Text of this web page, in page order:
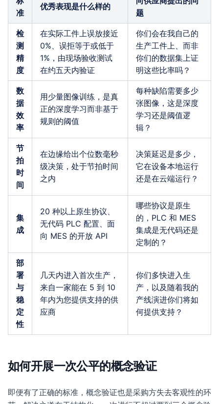
准
优秀表现是什么样的
题
检
测
精
度
在实际工件上误放接近
0%、误拒等于或低于
1%，由现场验收测试
在约五天内验证
你们会在我自己的
生产工件上、而非
你们的数据集上证
明这些比率吗？
数
据
效
率
用少量图像训练，是真
正的深度学习而非基于
规则的阈值
每种缺陷需要多少
张图像，这是深度
学习还是阈值逻
辑？
节
拍
时
间
在边缘给出个位数毫秒
级决策，处于节拍时间
之内
决策延迟是多少，
它在设备本地运行
还是在云端运行？
集
成
20 种以上原生协议、
无代码 PLC 配置、面
向 MES 的开放 API
哪些协议是原生
的，PLC 和 MES
集成是无代码还是
定制的？
部
署
与
稳
定
性
几天内进入首次生产，
来自一家能在 5 到 10
年内为您提供支持的供
应商
你们多快进入生
产，以及随着我的
产线演进你们将如
何提供支持？
如何开展一次公平的概念验证
即便有了正确的标准，概念验证也是采购方失去客观性的环